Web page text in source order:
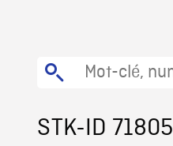
STK-ID 71805